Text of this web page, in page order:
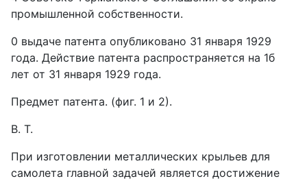
промышленной собственности.
0 выдаче патента опубликовано 31 января 1929
года. Действие патента распространяется на 1б
лет от 31 января 1929 года.
Предмет патента. (фиг. 1 и 2).
В. T.
При изготовлении металлических крыльев для
самолета главной задачей является достижение